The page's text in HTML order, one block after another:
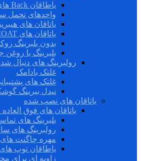
یاطاقان Back های پشتی
واحدهای تحمل
یاتاقان های
یاتاقان های INSOCOAT
بدون بلبرینگ
بلبرینگ با روغن
رولبرینگ های دنبال
غلتک بادامک
غلتک های
نیدل بیرینگ
یاتاقان های نصب شده
یاتاقان های فوق
بلبرینگ های
رولبرینگ های
مهره چاگنت
یاطاقان توپ
زاویه ای برای